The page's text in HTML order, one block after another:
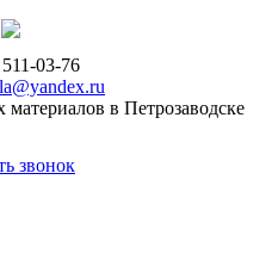
03-76
в Петрозаводске
звонок